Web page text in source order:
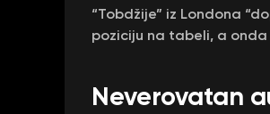
“Tobdžije” iz Londona
poziciju na tabeli, a onda
Neverovatan